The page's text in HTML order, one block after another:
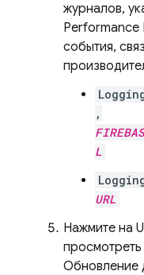
журналов,
Performance
события,
,
L
URL
Нажмите на
Обновление